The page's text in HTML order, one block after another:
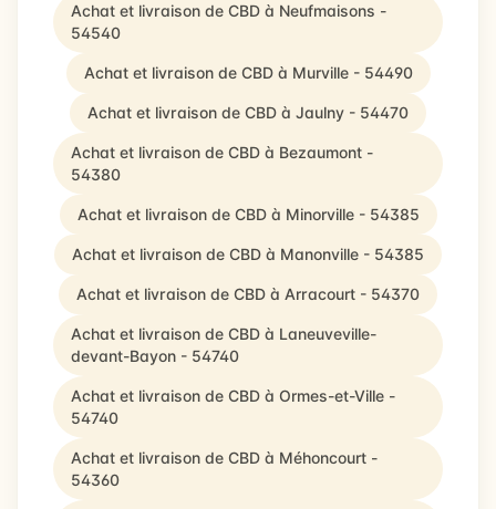
Achat et livraison de CBD à Neufmaisons -
54540
Achat et livraison de CBD à Murville - 54490
Achat et livraison de CBD à Jaulny - 54470
Achat et livraison de CBD à Bezaumont -
54380
Achat et livraison de CBD à Minorville - 54385
Achat et livraison de CBD à Manonville - 54385
Achat et livraison de CBD à Arracourt - 54370
Achat et livraison de CBD à Laneuveville-
devant-Bayon - 54740
Achat et livraison de CBD à Ormes-et-Ville -
54740
Achat et livraison de CBD à Méhoncourt -
54360